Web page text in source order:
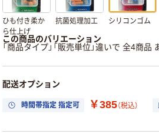
ひも付き柔か
ら仕上げ
抗菌処理加工 シリコンゴム
この商品のバリエーション
「商品タイプ」「販売単位」違いで 全4商品
配送オプション
時間帯指定 指定可 ￥385（税込）